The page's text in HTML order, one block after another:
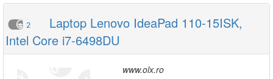
2
Laptop Lenovo IdeaPad 110-15ISK,
Intel Core i7-6498DU
www.olx.ro